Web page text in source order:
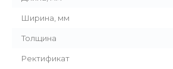
Ширина, мм
Толщина
Ректификат